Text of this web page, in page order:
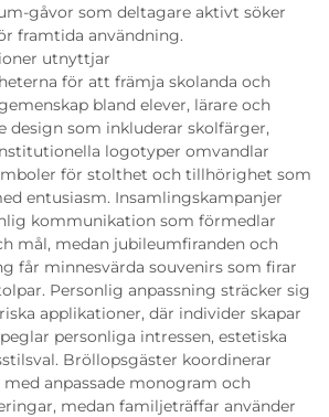
gåvor som deltagare aktivt söker
framtida användning.
utnyttjar
för att främja skolanda och
bland elever, lärare och
design som inkluderar skolfärger,
logotyper omvandlar
för stolthet och tillhörighet som
entusiasm. Insamlingskampanjer
kommunikation som förmedlar
mål, medan jubileumfiranden och
får minnesvärda souvenirs som firar
Personlig anpassning sträcker sig
applikationer, där individer skapar
personliga intressen, estetiska
Bröllopsgäster koordinerar
anpassade monogram och
medan familjeträffar använder